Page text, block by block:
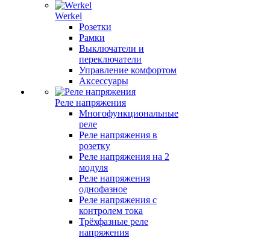
Werkel
Розетки
Рамки
Выключатели и
переключатели
Управление комфортом
Аксессуары
Реле напряжения
Многофункциональные
реле
Реле напряжения в
розетку
Реле напряжения на 2
модуля
Реле напряжения
однофазное
Реле напряжения с
контролем тока
Трёхфазные реле
напряжения